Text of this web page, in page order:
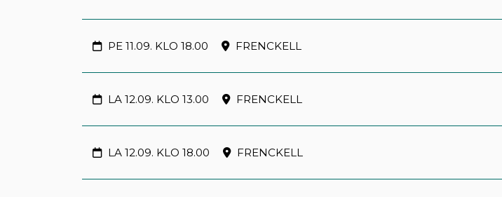
PE 11.09. KLO 18.00 FRENCKELL
LA 12.09. KLO 13.00 FRENCKELL
LA 12.09. KLO 18.00 FRENCKELL